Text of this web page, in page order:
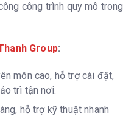
công trình quy mô trong
Group:
môn cao, hỗ trợ cài đặt,
trì tận nơi.
hỗ trợ kỹ thuật nhanh